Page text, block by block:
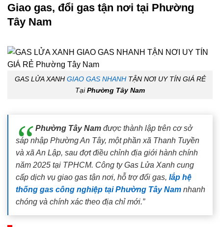
Giao gas, đổi gas tận nơi tại Phường
Tây Nam
GAS LỬA XANH GIAO GAS NHANHTẬN NƠI UY TÍN GIÁ RẺ
TạiPhường Tây Nam
Phường Tây Nam được thành lập trên cơ sở
sáp nhập Phường An Tây, một phần xã Thanh Tuyền
và xã An Lập, sau đợt điều chỉnh địa giới hành chính
năm 2025 tại TPHCM. Công ty Gas Lửa Xanh cung
cấp dịch vụ giao gas tận nơi, hỗ trợ đổi gas, lắp hệ
thống gas công nghiệp tại Phường Tây Nam nhanh
chóng và chính xác theo địa chỉ mới.”